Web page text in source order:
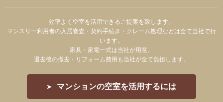
効率よく空室を活用できるご提案を致します。
マンスリー利用者の入居審査・契約手続き・クレーム処理などは全て当社で行
います。
家具・家電一式は当社が用意。
退去後の撤去・リフォーム費用も当社が全て負担します。
マンションの空室を活用するには